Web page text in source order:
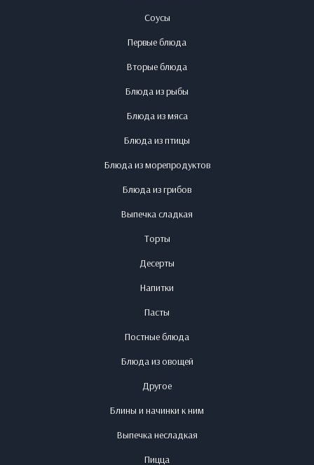
Соусы
Первые блюда
Вторые блюда
Блюда из рыбы
Блюда из мяса
Блюда из птицы
Блюда из морепродуктов
Блюда из грибов
Выпечка сладкая
Торты
Десерты
Напитки
Пасты
Постные блюда
Блюда из овощей
Другое
Блины и начинки к ним
Выпечка несладкая
Пицца